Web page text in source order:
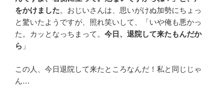
をかけました。おじいさんは、思いがけぬ加勢にちょっ
と驚いたようですが、照れ笑いして、「いや俺も悪かっ
た。カッとなっちまって。 今日、退院して来たもんだか
ら 」
この人、今日退院して来たところなんだ！私と同じじゃ
ん…